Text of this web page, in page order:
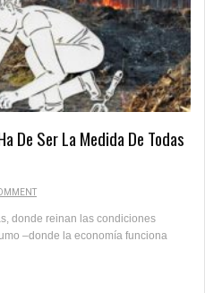
De Ser La Medida De Todas
donde reinan las condiciones
–donde la economía funciona